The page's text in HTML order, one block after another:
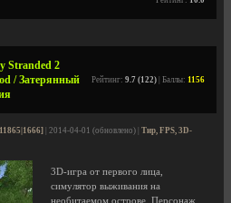
Stranded 2
/ Затерянный
Рейтинг: 9.7 (122) | Баллы: 1156
| 2014-04-01 (обновлено) | Тир, FPS, 3D-
3D-игра от первого лица,
симулятор выживания на
необитаемом острове. Персонаж